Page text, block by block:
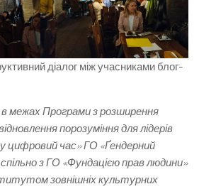
діалог між учасниками блог-
межах Програми з розширення
порозуміння для лідерів
цифровий час» ГО «Ґендерний
з ГО «Фундацією прав людини»
зовнішніх культурних